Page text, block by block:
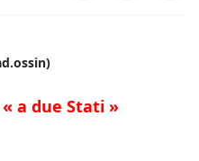
a due Stati »